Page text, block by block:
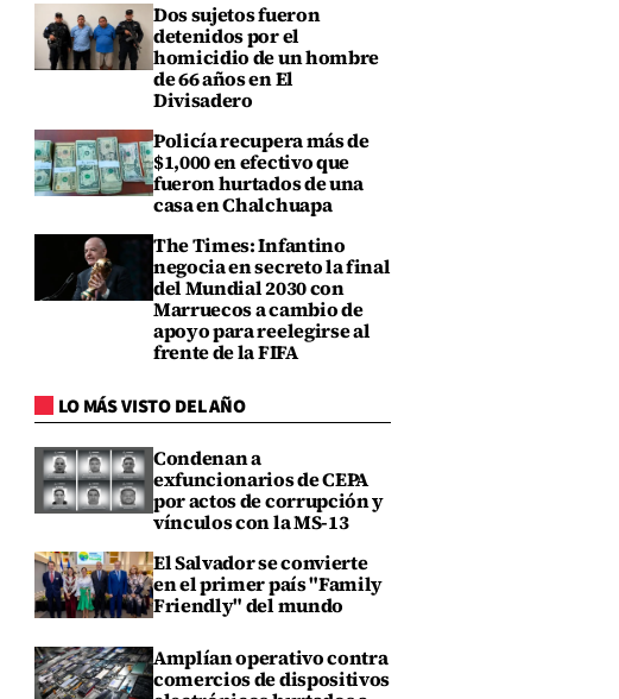
Dos sujetos fueron
detenidos por el
homicidio de un hombre
de 66 años en El
Divisadero
Policía recupera más de
$1,000 en efectivo que
fueron hurtados de una
casa en Chalchuapa
The Times: Infantino
negocia en secreto la final
del Mundial 2030 con
Marruecos a cambio de
apoyo para reelegirse al
frente de la FIFA
LO MÁS VISTO DEL AÑO
Condenan a
exfuncionarios de CEPA
por actos de corrupción y
vínculos con la MS-13
El Salvador se convierte
en el primer país "Family
Friendly" del mundo
Amplían operativo contra
comercios de dispositivos